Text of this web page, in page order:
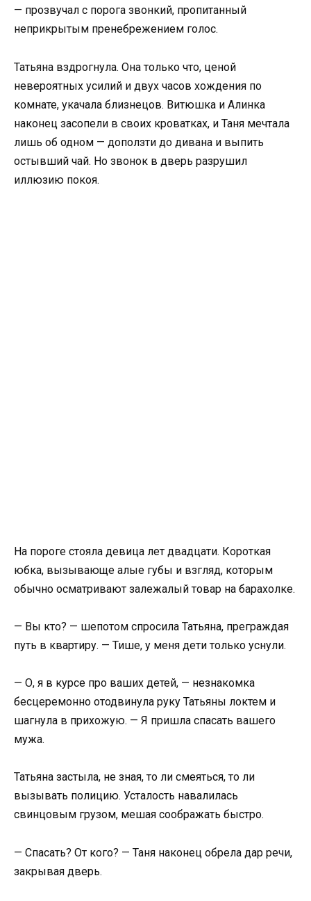
— прозвучал с порога звонкий, пропитанный
неприкрытым пренебрежением голос.
Татьяна вздрогнула. Она только что, ценой
невероятных усилий и двух часов хождения по
комнате, укачала близнецов. Витюшка и Алинка
наконец засопели в своих кроватках, и Таня мечтала
лишь об одном — доползти до дивана и выпить
остывший чай. Но звонок в дверь разрушил
иллюзию покоя.
На пороге стояла девица лет двадцати. Короткая
юбка, вызывающе алые губы и взгляд, которым
обычно осматривают залежалый товар на барахолке.
— Вы кто? — шепотом спросила Татьяна, преграждая
путь в квартиру. — Тише, у меня дети только уснули.
— О, я в курсе про ваших детей, — незнакомка
бесцеремонно отодвинула руку Татьяны локтем и
шагнула в прихожую. — Я пришла спасать вашего
мужа.
Татьяна застыла, не зная, то ли смеяться, то ли
вызывать полицию. Усталость навалилась
свинцовым грузом, мешая соображать быстро.
— Спасать? От кого? — Таня наконец обрела дар речи,
закрывая дверь.